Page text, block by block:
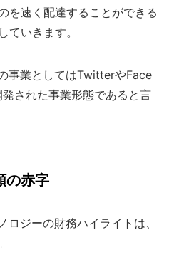
を速く配達することができる
ていきます。
事業としてはTwitterやFace
された事業形態であると言
の赤字
ジーの財務ハイライトは、